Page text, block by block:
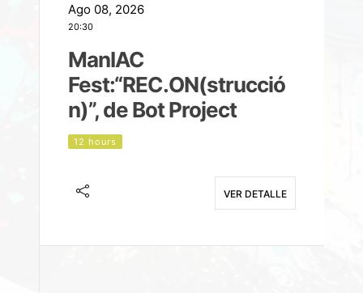
Ago 08, 2026
20:30
ManIAC
Fest:“REC.ON(strucció
n)”, de Bot Project
12 hours
VER DETALLE